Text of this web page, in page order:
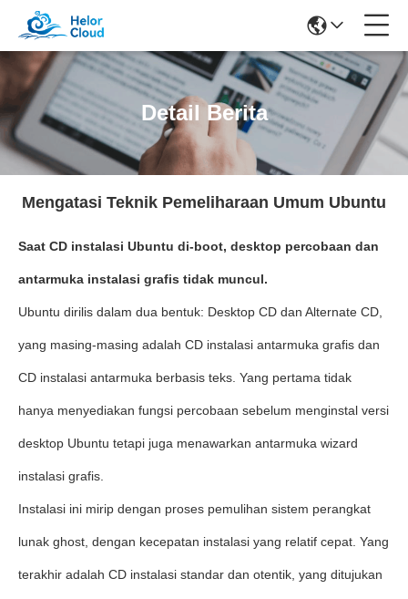
Detail Berita
Mengatasi Teknik Pemeliharaan Umum Ubuntu
Saat CD instalasi Ubuntu di-boot, desktop percobaan dan
antarmuka instalasi grafis tidak muncul.
Ubuntu dirilis dalam dua bentuk: Desktop CD dan Alternate CD,
yang masing-masing adalah CD instalasi antarmuka grafis dan
CD instalasi antarmuka berbasis teks. Yang pertama tidak
hanya menyediakan fungsi percobaan sebelum menginstal versi
desktop Ubuntu tetapi juga menawarkan antarmuka wizard
instalasi grafis.
Instalasi ini mirip dengan proses pemulihan sistem perangkat
lunak ghost, dengan kecepatan instalasi yang relatif cepat. Yang
terakhir adalah CD instalasi standar dan otentik, yang ditujukan